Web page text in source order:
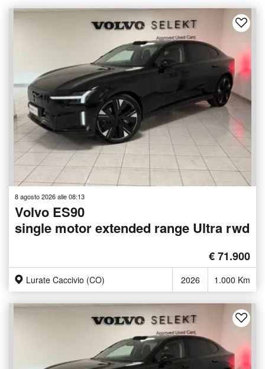
8 agosto 2026 alle 08:13
Volvo ES90
single motor extended range Ultra rwd
€ 71.900
Lurate Caccivio (CO) 2026 1.000 Km